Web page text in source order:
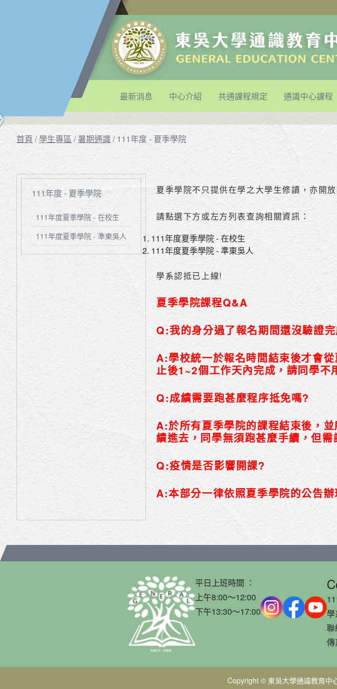
最新消息 中心介紹 共通課程規定 通識中心課程
首頁 /學生專區 /暑期通識/111年度 - 夏季學院
111年度 - 夏季學院
111年度夏季學院 - 在校生
111年度夏季學院 - 準東吳人
夏季學院不只提供在學之大學生修讀，亦開
請點選下方或左方列表查詢相關資訊：
111年度夏季學院 - 在校生
111年度夏季學院 - 準東吳人
學系認抵已上線!
夏季學院課程Q&A
Q:我的身分過了報名期間還沒驗證
A:學校統一於報名時間結束後才會
止後1~2個工作天內完成，請同學不
Q:成績需要跑甚麼程序抵免嗎?
A:於所有夏季學院的課程結束後，
績進去，同學無須跑甚麼手續，但
Q:疫情是否影響開課?
A:本部分一律依照夏季學院的公告
平日上班時間 ：
上午8:00～12:00
下午13:30～17:00
學
聯
傳
Copyright © 東吳大學通識教育中